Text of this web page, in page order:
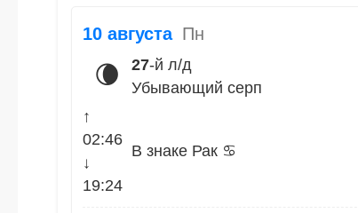
10 августа Пн
🌘 27-й л/д
Убывающий серп
↑
02:46
↓
19:24
В знаке Рак ♋